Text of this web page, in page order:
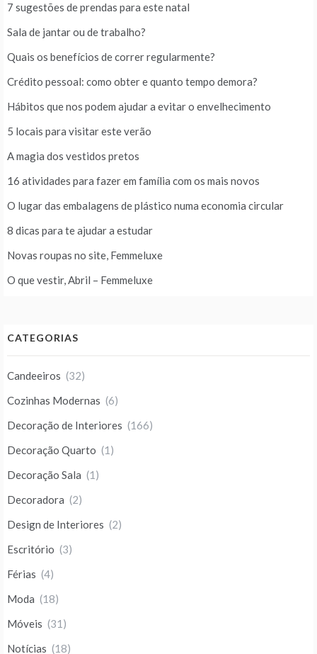
7 sugestões de prendas para este natal
Sala de jantar ou de trabalho?
Quais os benefícios de correr regularmente?
Crédito pessoal: como obter e quanto tempo demora?
Hábitos que nos podem ajudar a evitar o envelhecimento
5 locais para visitar este verão
A magia dos vestidos pretos
16 atividades para fazer em família com os mais novos
O lugar das embalagens de plástico numa economia circular
8 dicas para te ajudar a estudar
Novas roupas no site, Femmeluxe
O que vestir, Abril – Femmeluxe
CATEGORIAS
Candeeiros (32)
Cozinhas Modernas (6)
Decoração de Interiores (166)
Decoração Quarto (1)
Decoração Sala (1)
Decoradora (2)
Design de Interiores (2)
Escritório (3)
Férias (4)
Moda (18)
Móveis (31)
Notícias (18)